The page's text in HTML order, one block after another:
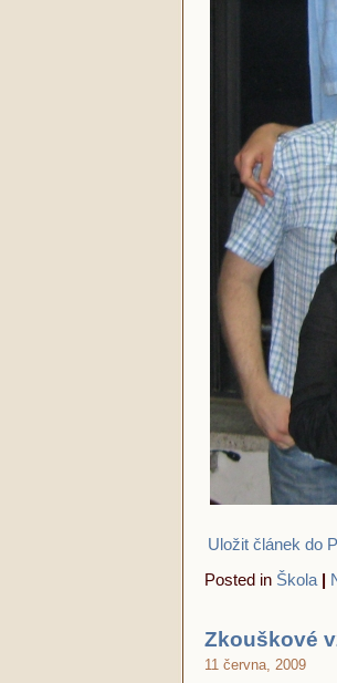
Uložit článek do
Posted in Škola |
Zkouškové
11 června, 2009